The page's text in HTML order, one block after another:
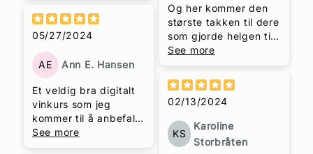
05/27/2024
AE Ann E. Hansen
Et veldig bra digitalt
vinkurs som jeg
kommer til å anbefale
til andre.
See more
stemningen. Skjønner
godt at du fikk så
unison god
tilbakemelding. Det
skal du virkelig ta til
deg, og vi som fikk
oppleve dette, sier
bare; Tusen Takk!
Tone Nygård, Head of
HR Development
Sporveien
Og her kommer den
største takken til dere
som gjorde helgen til
en suksess: Tusen
takk Mona Sletengen
Halvorsen som årets
kuleste konferansier,
Kjersti Løken Stavrum
som ikke leser
bruksanvisning, Trude
Helén Hole som fikk
See more
02/13/2024
KS
Karoline
Storbråten